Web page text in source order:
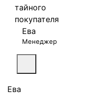
Ева
Менеджер
Ева